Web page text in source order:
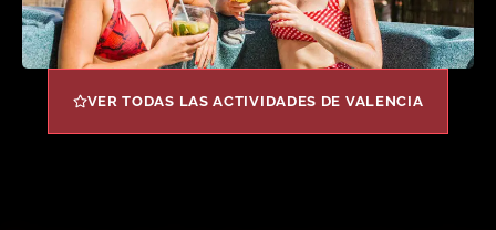
VER TODAS LAS ACTIVIDADES DE VALENCIA